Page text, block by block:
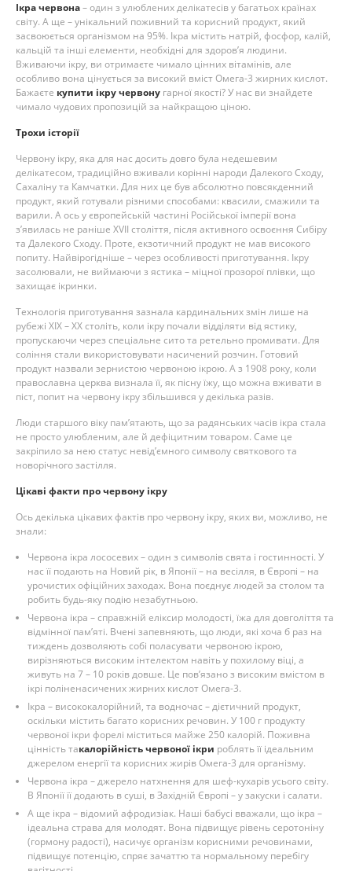
Ікра червона– один з улюблених делікатесів у багатьох країнах
світу. А ще – унікальний поживний та корисний продукт, який
засвоюється організмом на 95%. Ікра містить натрій, фосфор, калій,
кальцій та інші елементи, необхідні для здоров’я людини.
Вживаючи ікру, ви отримаєте чимало цінних вітамінів, але
особливо вона цінується за високий вміст Омега-3 жирних кислот.
Бажаєте купити ікру червону гарної якості? У нас ви знайдете
чимало чудових пропозицій за найкращою ціною.
Трохи історії
Червону ікру, яка для нас досить довго була недешевим
делікатесом, традиційно вживали корінні народи Далекого Сходу,
Сахаліну та Камчатки. Для них це був абсолютно повсякденний
продукт, який готували різними способами: квасили, смажили та
варили. А ось у європейській частині Російської імперії вона
з’явилась не раніше XVII століття, після активного освоєння Сибіру
та Далекого Сходу. Проте, екзотичний продукт не мав високого
попиту. Найвірогідніше – через особливості приготування. Ікру
засолювали, не виймаючи з ястика – міцної прозорої плівки, що
захищає ікринки.
Технологія приготування зазнала кардинальних змін лише на
рубежі XIX – XX століть, коли ікру почали відділяти від ястику,
пропускаючи через спеціальне сито та ретельно промивати. Для
соління стали використовувати насичений розчин. Готовий
продукт назвали зернистою червоною ікрою. А з 1908 року, коли
православна церква визнала її, як пісну їжу, що можна вживати в
піст, попит на червону ікру збільшився у декілька разів.
Люди старшого віку пам’ятають, що за радянських часів ікра стала
не просто улюбленим, але й дефіцитним товаром. Саме це
закріпило за нею статус невід’ємного символу святкового та
новорічного застілля.
Цікаві факти про червону ікру
Ось декілька цікавих фактів про червону ікру, яких ви, можливо, не
знали:
Червона ікра лососевих – один з символів свята і гостинності. У
нас її подають на Новий рік, в Японії – на весілля, в Європі – на
урочистих офіційних заходах. Вона поєднує людей за столом та
робить будь-яку подію незабутньою.
Червона ікра – справжній еліксир молодості, їжа для довголіття та
відмінної пам’яті. Вчені запевняють, що люди, які хоча б раз на
тиждень дозволяють собі поласувати червоною ікрою,
вирізняються високим інтелектом навіть у похилому віці, а
живуть на 7 – 10 років довше. Це пов’язано з високим вмістом в
ікрі поліненасичених жирних кислот Омега-3.
Ікра – висококалорійний, та водночас – дієтичний продукт,
оскільки містить багато корисних речовин. У 100 г продукту
червоної ікри форелі міститься майже 250 калорій. Поживна
цінність такалорійність червоної ікри роблять її ідеальним
джерелом енергії та корисних жирів Омега-3 для організму.
Червона ікра – джерело натхнення для шеф-кухарів усього світу.
В Японії її додають в суші, в Західній Європі – у закуски і салати.
А ще ікра – відомий афродизіак. Наші бабусі вважали, що ікра –
ідеальна страва для молодят. Вона підвищує рівень серотоніну
(гормону радості), насичує організм корисними речовинами,
підвищує потенцію, спряє зачаттю та нормальному перебігу